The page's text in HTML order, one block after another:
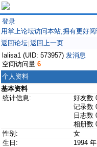
登录
用掌上论坛访问本站,拥有更好
返回论坛 返回上一页
lalisa1 (UID: 573957) 发消息
空间访问量 6
个人资料
基本资料
统计信息:
好友数
记录数
日志数
相册数
性别:
女
生日:
1994